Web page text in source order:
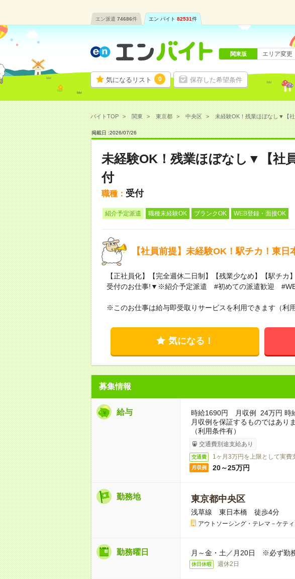
エン派遣 74686件 エン バイト 82531件
気になるリスト 0 保存した希望条件
関東版 エリア変更
バイトTOP 関東 東京都 中央区 未経験OK！残業ほぼなし▼【
掲載日 :2026/07/26
未経験OK！残業ほぼなし▼【社
付
職種： 受付
紹介予定派遣 職種未経験OK ブランクOK WEB登録・面接OK
【社員前提】未経験OK！駅チカ！東日
【正社員化】【完全週休二日制】【残業少なめ】【駅チ
受付のお仕事!▼※紹介予定派遣 #初めての派遣歓迎
※このお仕事は給与即受取りサービスを利用できます（利用
気になる！
募集情報
給与
時給1690円 月収例 24万円 時
月収例を保証するものではあ
（利用条件有）
交通費別途支給あり
交通費 1ヶ月3万円を上限として実費
月収例 20～25万円
勤務地 東京都中央区
浅草線 東日本橋 徒歩4分
アウトソーシング・テレマ－ケテ
勤務曜日 月～金・土／月20日 ※必ず勤
休日休暇 週休2日